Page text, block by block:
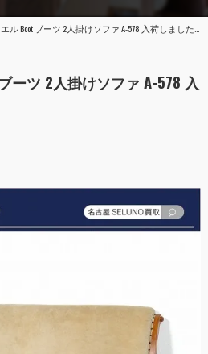
ル Boot ブーツ 2人掛けソファ A-578 入荷しました！！
ーツ 2人掛けソファ A-578 入